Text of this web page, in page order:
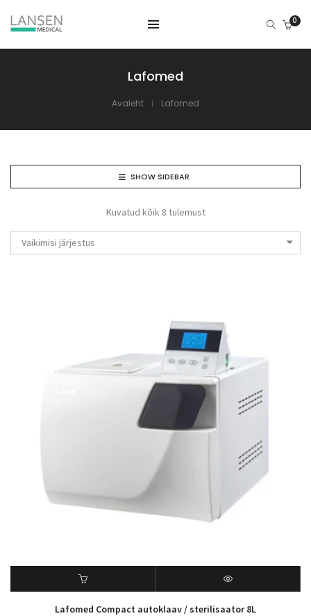
0
Lafomed
Avaleht Lafomed
SHOW SIDEBAR
Kuvatud kõik 8 tulemust
Vaikimisi järjestus
Lafomed Compact autoklaav / sterilisaator 8L